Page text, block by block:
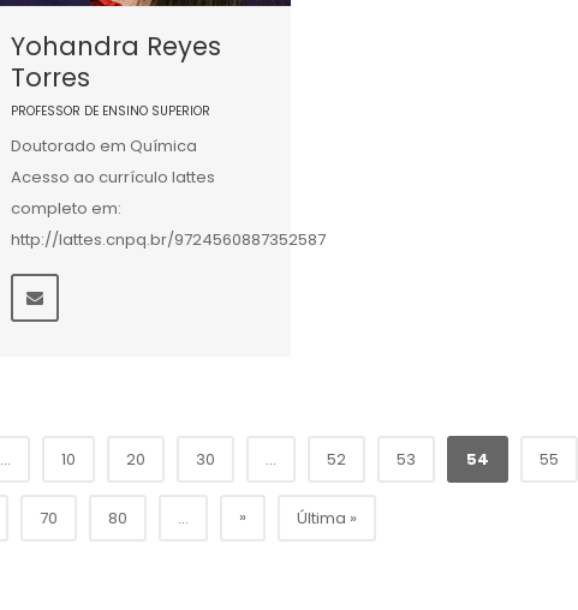
Yohandra Reyes
Torres
PROFESSOR DE ENSINO SUPERIOR
Doutorado em Química
Acesso ao currículo lattes
completo em:
http://lattes.cnpq.br/9724560887352587
... 10 20 30 ... 52 53 54 55
70 80 ... » Última »